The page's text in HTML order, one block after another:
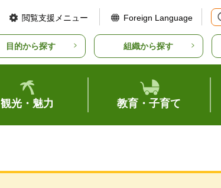
閲覧支援メニュー Foreign Language
目的から探す 組織から探す
観光・魅力 教育・子育て